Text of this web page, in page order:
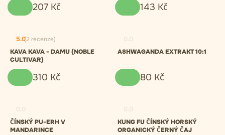
207 Kč 143 Kč
5.0(2 recenze)
KAVA KAVA - DAMU (NOBLE
CULTIVAR)
310 Kč
ASHWAGANDA EXTRAKT 10:1
80 Kč
ČÍNSKÝ PU-ERH V
MANDARINCE
KUNG FU ČÍNSKÝ HORSKÝ
ORGANICKÝ ČERNÝ ČAJ